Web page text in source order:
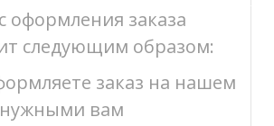
оформления заказа
следующим образом:
заказ на нашем
нужными вам